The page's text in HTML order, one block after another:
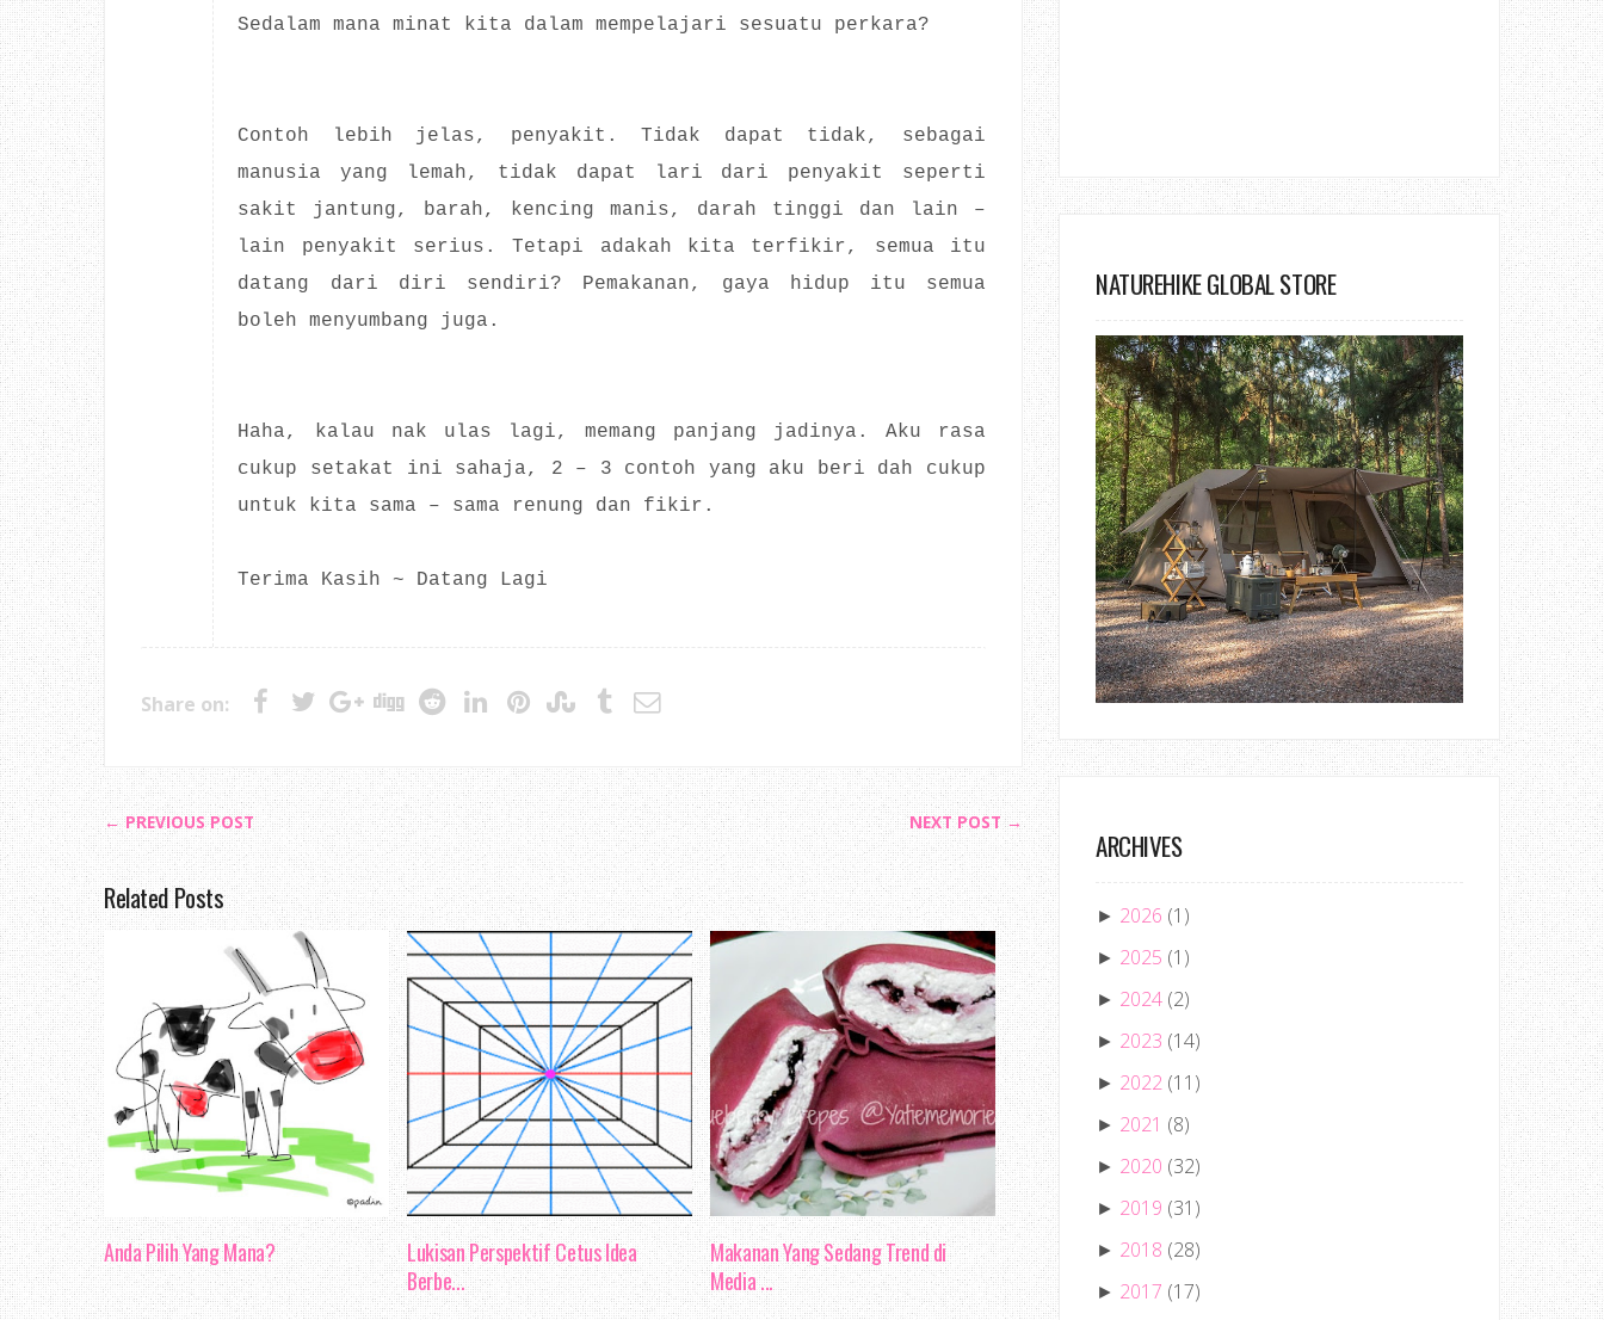
Sedalam mana minat kita dalam mempelajari sesuatu perkara?
Contoh lebih jelas, penyakit. Tidak dapat tidak, sebagai
manusia yang lemah, tidak dapat lari dari penyakit seperti
sakit jantung, barah, kencing manis, darah tinggi dan lain –
lain penyakit serius. Tetapi adakah kita terfikir, semua itu
datang dari diri sendiri? Pemakanan, gaya hidup itu semua
boleh menyumbang juga.
Haha, kalau nak ulas lagi, memang panjang jadinya. Aku rasa
cukup setakat ini sahaja, 2 – 3 contoh yang aku beri dah cukup
untuk kita sama – sama renung dan fikir.
Terima Kasih ~ Datang Lagi
Share on:
← PREVIOUS POST NEXT POST →
Related Posts
Anda Pilih Yang Mana?
Lukisan Perspektif Cetus Idea
Berbe...
Makanan Yang Sedang Trend di
Media ...
NATUREHIKE GLOBAL STORE
ARCHIVES
► 2026 (1)
► 2025 (1)
► 2024 (2)
► 2023 (14)
► 2022 (11)
► 2021 (8)
► 2020 (32)
► 2019 (31)
► 2018 (28)
► 2017 (17)